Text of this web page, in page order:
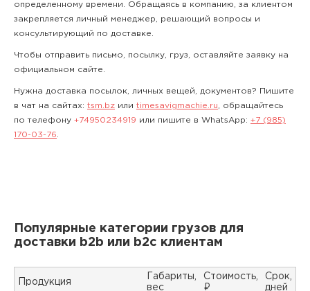
определенному времени. Обращаясь в компанию, за клиентом
закрепляется личный менеджер, решающий вопросы и
консультирующий по доставке.
Чтобы отправить письмо, посылку, груз, оставляйте заявку на
официальном сайте.
Нужна доставка посылок, личных вещей, документов? Пишите
в чат на сайтах: tsm.bz или timesavigmachie.ru , обращайтесь
по телефону +74950234919 или пишите в WhatsApp: +7 (985)
170-03-76
Популярные категории грузов для
доставки b2b или b2c клиентам
Продукция
Габариты,
вес
Стоимость,
₽
Срок,
дней